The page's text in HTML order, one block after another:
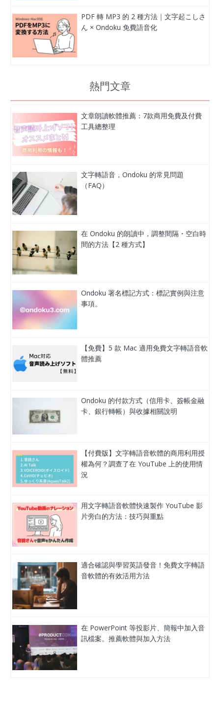
PDF 轉 MP3 的 2 種方法｜文字起こしさ
ん × Ondoku 免費語音化
熱門文章
文章朗讀軟體推薦：7款商用免費及付費
工具總整理
文字轉語音，Ondoku 的常見問題
（FAQ）
在 Ondoku 的朗讀中，調整間隔・空白時
間的方法【2 種方式】
Ondoku 署名標記方式：標記實例與注意
事項。
【免費】5 款 Mac 適用免費文字轉語音軟
體推薦
Ondoku 的付款方式（信用卡、簽帳金融
卡、銀行轉帳）與收據相關說明
【付費版】文字轉語音軟體的商用利用授
權為何？調查了在 YouTube 上的使用情
況
用文字轉語音軟體快速製作 YouTube 影
片旁白的方法：技巧與重點
適合確認與學習英語發音！免費文字轉語
音軟體的有效活用方法
在 PowerPoint 等投影片、簡報中加入音
訊檔案。推薦軟體與加入方法